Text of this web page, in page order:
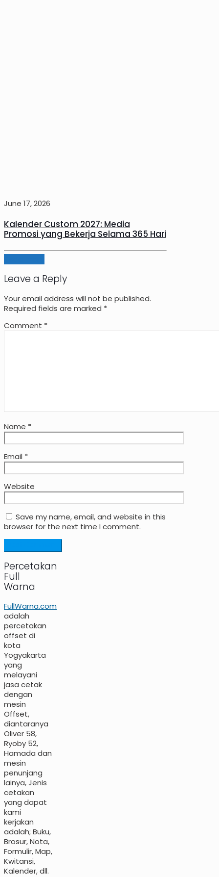
June 17, 2026
Kalender Custom 2027: Media
Promosi yang Bekerja Selama 365 Hari
Leave a Reply
Your email address will not be published.
Required fields are marked *
Comment *
Name *
Email *
Website
Save my name, email, and website in this
browser for the next time I comment.
Percetakan
Full
Warna
FullWarna.com
adalah
percetakan
offset di
kota
Yogyakarta
yang
melayani
jasa cetak
dengan
mesin
Offset,
diantaranya
Oliver 58,
Ryoby 52,
Hamada dan
mesin
penunjang
lainya, Jenis
cetakan
yang dapat
kami
kerjakan
adalah; Buku,
Brosur, Nota,
Formulir, Map,
Kwitansi,
Kalender, dll.